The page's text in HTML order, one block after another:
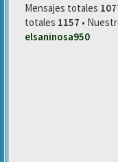
Mensajes totales
totales 1157 •
elsaninosa950